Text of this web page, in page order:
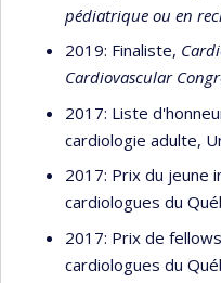
pédiatrique ou en
2019: Finaliste,
Cardiovascular
2017: Liste
cardiologie adulte,
2017: Prix du jeune
cardiologues du
2017: Prix de
cardiologues du